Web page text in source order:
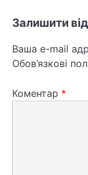
в
Залишити
Ваша e-mail
Обов’язкові
Коментар *